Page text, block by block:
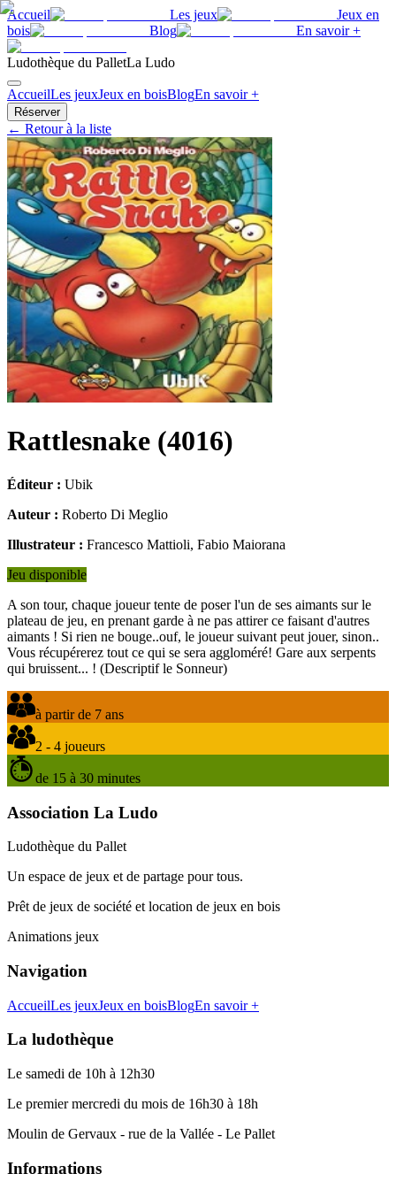
Accueil Les jeux
Jeux en
bois
Blog En savoir +
Ludothèque du PalletLa Ludo
AccueilLes jeuxJeux en boisBlogEn savoir +
Réserver
← Retour à la liste
Rattlesnake (4016)
Éditeur : Ubik
Auteur : Roberto Di Meglio
Illustrateur : Francesco Mattioli, Fabio Maiorana
Jeu disponible
A son tour, chaque joueur tente de poser l'un de ses aimants sur le
plateau de jeu, en prenant garde à ne pas attirer ce faisant d'autres
aimants ! Si rien ne bouge..ouf, le joueur suivant peut jouer, sinon..
Vous récupérerez tout ce qui se sera aggloméré! Gare aux serpents
qui bruissent... ! (Descriptif le Sonneur)
à partir de 7 ans
2 - 4 joueurs
de 15 à 30 minutes
Association La Ludo
Ludothèque du Pallet
Un espace de jeux et de partage pour tous.
Prêt de jeux de société et location de jeux en bois
Animations jeux
Navigation
AccueilLes jeuxJeux en boisBlogEn savoir +
La ludothèque
Le samedi de 10h à 12h30
Le premier mercredi du mois de 16h30 à 18h
Moulin de Gervaux - rue de la Vallée - Le Pallet
Informations